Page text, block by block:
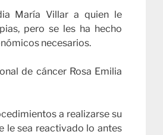
María Villar a quien le
pero se les ha hecho
necesarios.
de cáncer Rosa Emilia
a realizarse su
le sea reactivado lo antes